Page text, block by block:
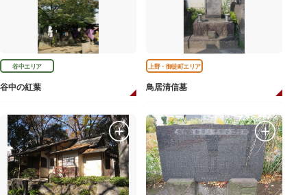
谷中エリア
谷中の紅葉
上野・御徒町エリア
鳥居清信墓